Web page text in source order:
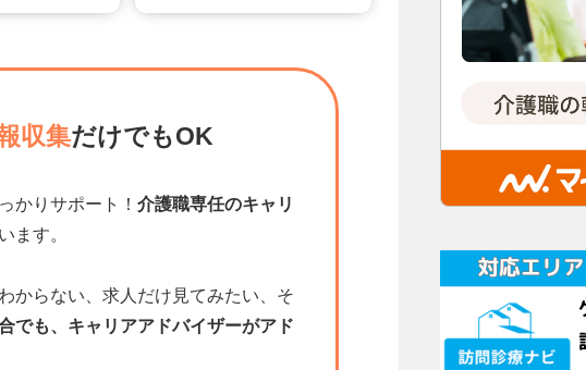
収集だけでもOK
かりサポート！ 介護職専任のキャリ
ます。
からない、求人だけ見てみたい、そ
でも、キャリアアドバイザーがアド